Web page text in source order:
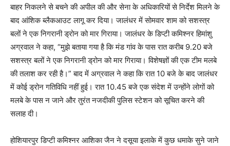
बाहर निकलने से बचने की अपील की और सेना के अधिकारियों से निर्देश मिलने के
बाद आंशिक ब्लैकआउट लागू कर दिया। जालंधर में सोमवार शाम को सशस्त्र
बलों ने एक निगरानी ड्रोन को मार गिराया। जालंधर के डिप्टी कमिश्नर हिमांशु
अग्रवाल ने कहा, “मुझे बताया गया है कि मंड गांव के पास रात करीब 9.20 बजे
सशस्त्र बलों ने एक निगरानी ड्रोन को मार गिराया। विशेषज्ञों की एक टीम मलबे
की तलाश कर रही है।” बाद में अग्रवाल ने कहा कि रात 10 बजे के बाद जालंधर
में कोई ड्रोन गतिविधि नहीं हुई। रात 10.45 बजे एक संदेश में उन्होंने लोगों को
मलबे के पास न जाने और तुरंत नजदीकी पुलिस स्टेशन को सूचित करने की
सलाह दी।
होशियारपुर डिप्टी कमिश्नर आशिका जैन ने दसूया इलाके में कुछ धमाके सुने जाने